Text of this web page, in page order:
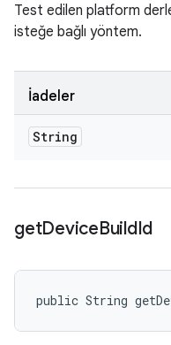
Test edilen platform
isteğe bağlı yöntem.
İadeler
String
getDeviceBuildId
public String